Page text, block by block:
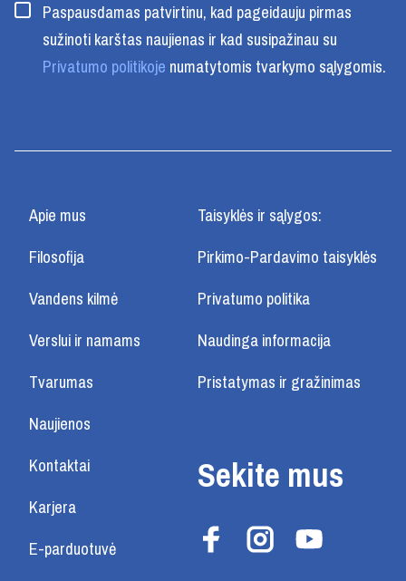
Paspausdamas patvirtinu, kad pageidauju pirmas
sužinoti karštas naujienas ir kad susipažinau su
Privatumo politikojenumatytomis tvarkymo sąlygomis.
Apie mus
Filosofija
Vandens kilmė
Verslui ir namams
Tvarumas
Naujienos
Kontaktai
Karjera
E-parduotuvė
Taisyklės ir sąlygos:
Pirkimo-Pardavimo taisyklės
Privatumo politika
Naudinga informacija
Pristatymas ir gražinimas
Sekite mus